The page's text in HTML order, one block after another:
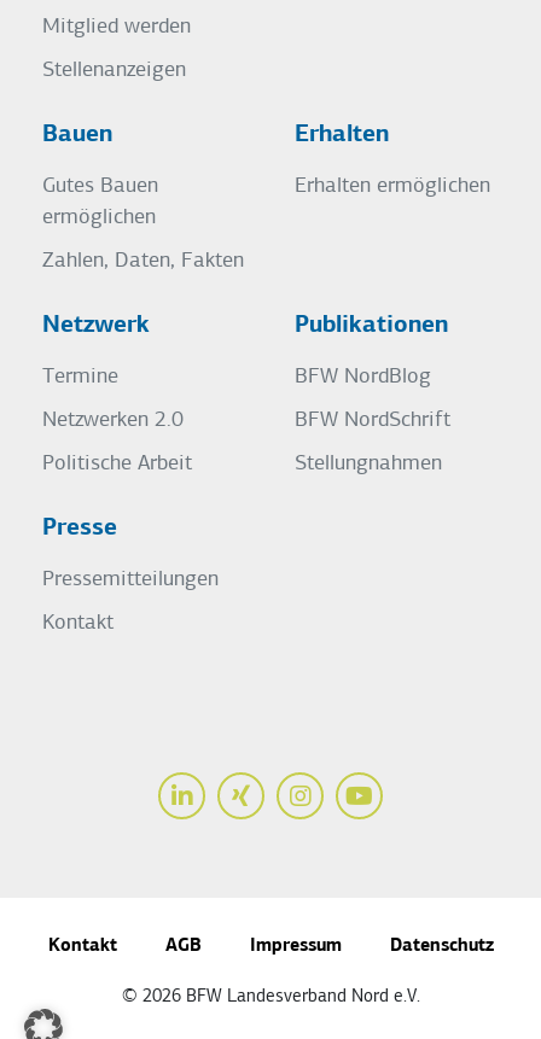
Mitglied werden
Stellenanzeigen
Bauen
Gutes Bauen
ermöglichen
Zahlen, Daten, Fakten
Erhalten
Erhalten ermöglichen
Netzwerk
Termine
Netzwerken 2.0
Politische Arbeit
Publikationen
BFW NordBlog
BFW NordSchrift
Stellungnahmen
Presse
Pressemitteilungen
Kontakt
LinkedInXing InstagramYoutube
© 2026 BFW Landesverband Nord e.V.
Kontakt AGB Impressum Datenschutz